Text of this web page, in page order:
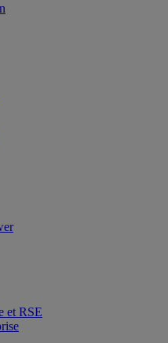
et RSE